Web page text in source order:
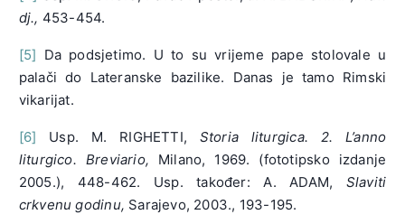
dj., 453-454.
[5] Da podsjetimo. U to su vrijeme pape stolovale u
palači do Lateranske bazilike. Danas je tamo Rimski
vikarijat.
[6] Usp. M. RIGHETTI, Storia liturgica. 2. L’anno
liturgico. Breviario, Milano, 1969. (fototipsko izdanje
2005.), 448-462. Usp. također: A. ADAM, Slaviti
crkvenu godinu, Sarajevo, 2003., 193-195.